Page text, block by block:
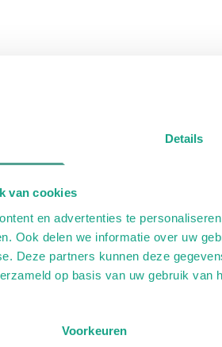
Details
van cookies
en advertenties te
Ook delen we informatie over uw
Deze partners kunnen deze
op basis van uw gebruik van
Voorkeuren